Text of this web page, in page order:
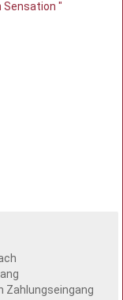
Zahlungseingang